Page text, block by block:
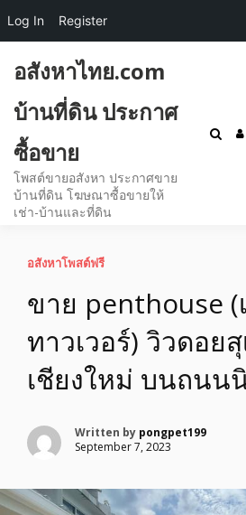
content
อสังหาไทย.com
บ้านที่ดิน ประกาศ
ซื้อขาย
โพสต์ขายอสังหา ประกาศขาย
บ้านที่ดิน โฆษณาซื้อขายให้
เช่า-บ้านและที่ดิน
อสังหาโพสต์ฟรี
ขาย penthouse (
ทาวเวอร์) วิวดอย
เชียงใหม่ บนถนน
Written by pongpet199
September 7, 2023
Log In Register